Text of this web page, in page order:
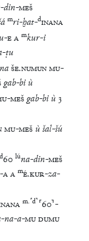
-din-MEŠ
mri-ḫat-dINANA
-EA mkur-i
-ṭu
ŠE.NUMUNMU-
gab-bi ù
-MEŠgab-bi ù 3
MU-MEŠ ùšal-šú
d60 lúna-din-MEŠ
-AA mÉ.KUR-za-
m.⸢d⸣ ⸢60⸣-
-na-a-MUDUMU